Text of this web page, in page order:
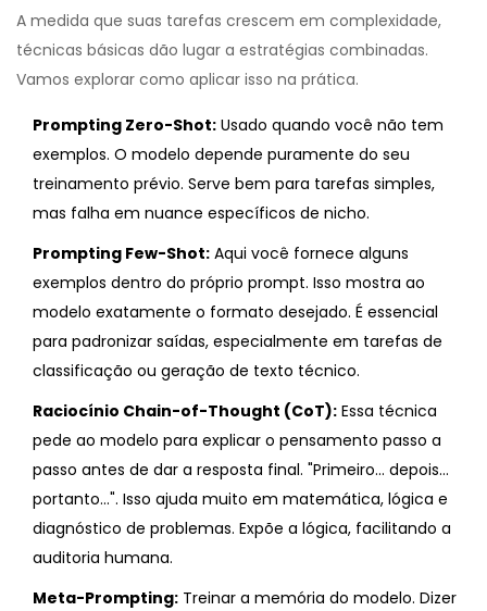
A medida que suas tarefas crescem em complexidade,
técnicas básicas dão lugar a estratégias combinadas.
Vamos explorar como aplicar isso na prática.
Prompting Zero-Shot: Usado quando você não tem
exemplos. O modelo depende puramente do seu
treinamento prévio. Serve bem para tarefas simples,
mas falha em nuance específicos de nicho.
Prompting Few-Shot: Aqui você fornece alguns
exemplos dentro do próprio prompt. Isso mostra ao
modelo exatamente o formato desejado. É essencial
para padronizar saídas, especialmente em tarefas de
classificação ou geração de texto técnico.
Raciocínio Chain-of-Thought (CoT): Essa técnica
pede ao modelo para explicar o pensamento passo a
passo antes de dar a resposta final. "Primeiro... depois...
portanto...". Isso ajuda muito em matemática, lógica e
diagnóstico de problemas. Expõe a lógica, facilitando a
auditoria humana.
Meta-Prompting: Treinar a memória do modelo. Dizer